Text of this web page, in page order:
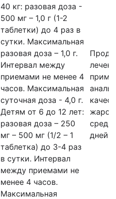
40 кг: разовая доза -
500 мг – 1,0 г (1-2
таблетки) до 4 раз в
сутки. Максимальная
разовая доза – 1,0 г.
Интервал между
приемами не менее 4
часов. Максимальная
суточная доза - 4,0 г.
Детям от 6 до 12 лет:
разовая доза – 250
мг – 500 мг (1/2 – 1
таблетка) до 3-4 раз
в сутки. Интервал
между приемами не
менее 4 часов.
Максимальная
дней.